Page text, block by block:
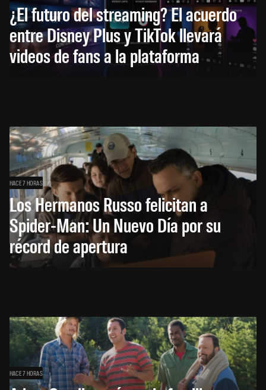
¿El futuro del streaming? El acuerdo
entre Disney Plus y TikTok llevará
videos de fans a la plataforma
HACE 7 HORAS
Los Hermanos Russo felicitan a
Spider-Man: Un Nuevo Día por su
récord de apertura
HACE 7 HORAS